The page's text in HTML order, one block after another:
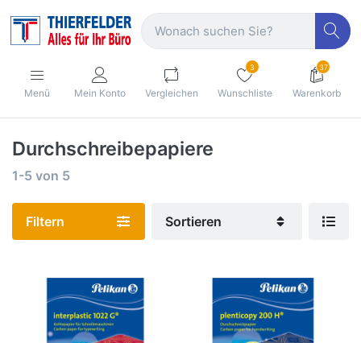
Menü Mein Konto Vergleichen
3
Wunschliste
37
Warenkorb
Durchschreibepapiere
1-5 von 5
Filtern Sortieren